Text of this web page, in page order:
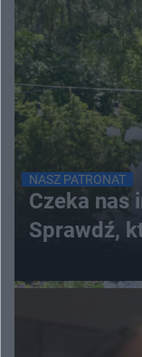
NASZ PATRONAT
Czeka nas
Sprawdź,